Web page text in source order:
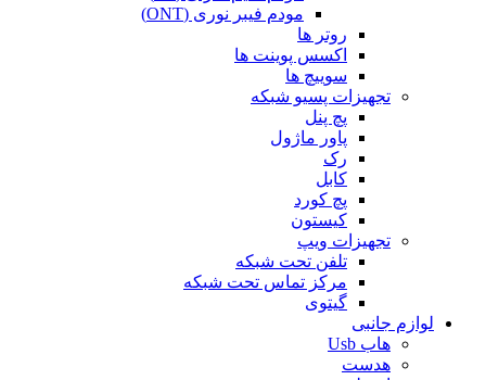
مودم فیبر نوری (ONT)
روتر ها
اکسس پوینت ها
سوییچ ها
تجهیزات پسیو شبکه
پچ پنل
پاور ماژول
رک
کابل
پچ کورد
کیستون
تجهیزات ویپ
تلفن تحت شبکه
مرکز تماس تحت شبکه
گیتوی
لوازم جانبی
هاب Usb
هدست